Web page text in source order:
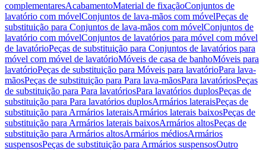
complementaresAcabamentoMaterial de fixaçãoConjuntos de
lavatório com móvelConjuntos de lava-mãos com móvelPeças de
substituição para Conjuntos de lava-mãos com móvelConjuntos de
lavatório com móvelConjuntos de lavatórios para móvel com móvel
de lavatórioPeças de substituição para Conjuntos de lavatórios para
móvel com móvel de lavatórioMóveis de casa de banhoMóveis para
lavatórioPeças de substituição para Móveis para lavatórioPara lava-
mãosPeças de substituição para Para lava-mãosPara lavatóriosPeças
de substituição para Para lavatóriosPara lavatórios duplosPeças de
substituição para Para lavatórios duplosArmários lateraisPeças de
substituição para Armários lateraisArmários laterais baixosPeças de
substituição para Armários laterais baixosArmários altosPeças de
substituição para Armários altosArmários médiosArmários
suspensosPeças de substituição para Armários suspensosOutro